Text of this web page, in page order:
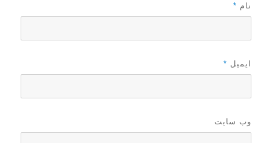
نام *
ایمیل *
وب‌ سایت